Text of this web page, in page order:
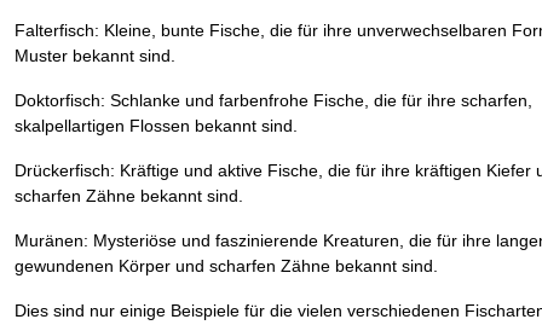
Falterfisch: Kleine, bunte Fische, die für ihre unverwechselbaren
Muster bekannt sind.
Doktorfisch: Schlanke und farbenfrohe Fische, die für ihre scharfen,
skalpellartigen Flossen bekannt sind.
Drückerfisch: Kräftige und aktive Fische, die für ihre kräftigen Kiefer
scharfen Zähne bekannt sind.
Muränen: Mysteriöse und faszinierende Kreaturen, die für ihre
gewundenen Körper und scharfen Zähne bekannt sind.
Dies sind nur einige Beispiele für die vielen verschiedenen